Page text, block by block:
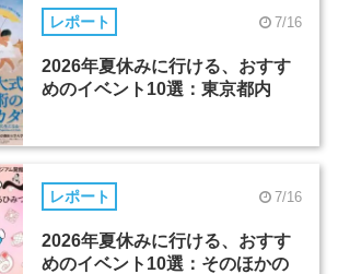
レポート 7/16
2026年夏休みに行ける、おすす
めのイベント10選：東京都内
レポート 7/16
2026年夏休みに行ける、おすす
めのイベント10選：そのほかの